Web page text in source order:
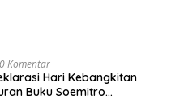
0 Komentar
Hari Kebangkitan
Buku Soemitro